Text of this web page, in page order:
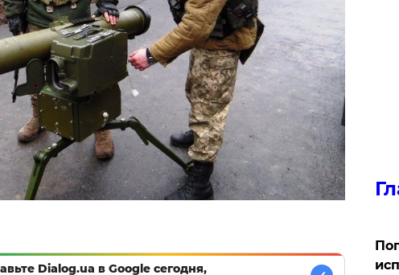
Dialog.ua в Google сегодня,